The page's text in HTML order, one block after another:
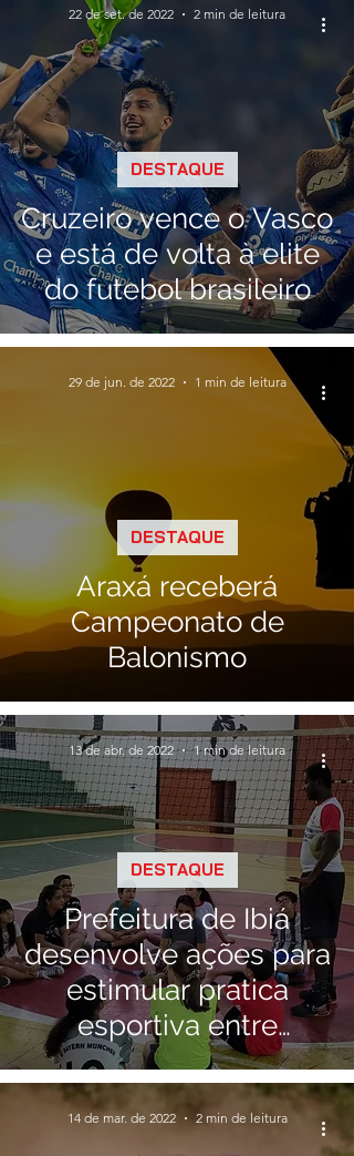
Cruzeiro vence o Vasco
e está de volta à elite
do futebol brasileiro
DESTAQUE
22 de set. de 2022 2 min de leitura
Araxá receberá
Campeonato de
Balonismo
DESTAQUE
29 de jun. de 2022 1 min de leitura
Prefeitura de Ibiá
desenvolve ações para
estimular pratica
esportiva entre
crianças e jovens
DESTAQUE
13 de abr. de 2022 1 min de leitura
14 de mar. de 2022 2 min de leitura